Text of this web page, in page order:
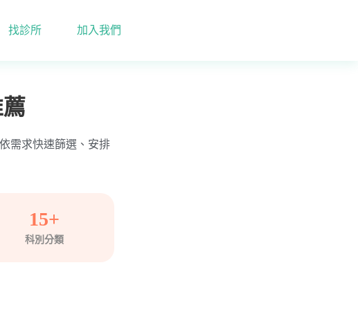
找診所 加入我們
需求快速篩選、安排
15+
科別分類